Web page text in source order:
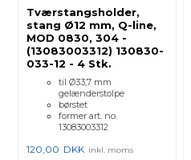
Tværstangsholder,
stang Ø12 mm, Q-line,
MOD 0830, 304 -
(13083003312) 130830-
033-12 - 4 Stk.
til Ø33,7 mm
gelænderstolpe
børstet
former art. no.
13083003312
120,00 DKK inkl. moms